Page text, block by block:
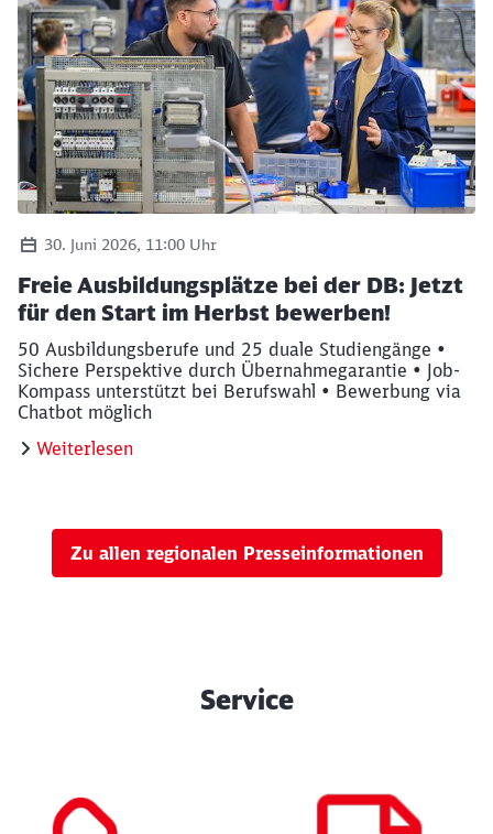
Freie Ausbildungsplätze bei der DB: Jetzt
für den Start im Herbst bewerben!
30. Juni 2026, 11:00 Uhr
50 Ausbildungsberufe und 25 duale Studiengänge •
Sichere Perspektive durch Übernahmegarantie • Job-
Kompass unterstützt bei Berufswahl • Bewerbung via
Chatbot möglich
Weiterlesen
Zu allen regionalen Presseinformationen
Service